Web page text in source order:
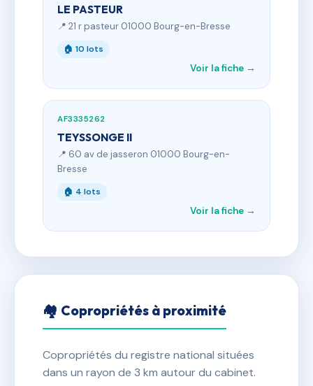
LE PASTEUR
📍 21 r pasteur 01000 Bourg-en-Bresse
🏠 10 lots
Voir la fiche →
AF3335262
TEYSSONGE II
📍 60 av de jasseron 01000 Bourg-en-
Bresse
🏠 4 lots
Voir la fiche →
🏘 Copropriétés à proximité
Copropriétés du registre national situées
dans un rayon de 3 km autour du cabinet.